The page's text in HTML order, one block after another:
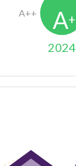
2024